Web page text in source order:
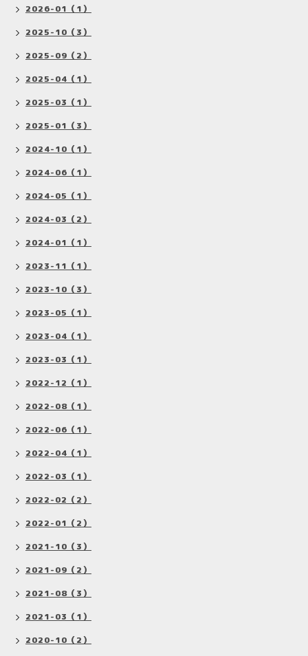
2026-01（1）
2025-10（3）
2025-09（2）
2025-04（1）
2025-03（1）
2025-01（3）
2024-10（1）
2024-06（1）
2024-05（1）
2024-03（2）
2024-01（1）
2023-11（1）
2023-10（3）
2023-05（1）
2023-04（1）
2023-03（1）
2022-12（1）
2022-08（1）
2022-06（1）
2022-04（1）
2022-03（1）
2022-02（2）
2022-01（2）
2021-10（3）
2021-09（2）
2021-08（3）
2021-03（1）
2020-10（2）